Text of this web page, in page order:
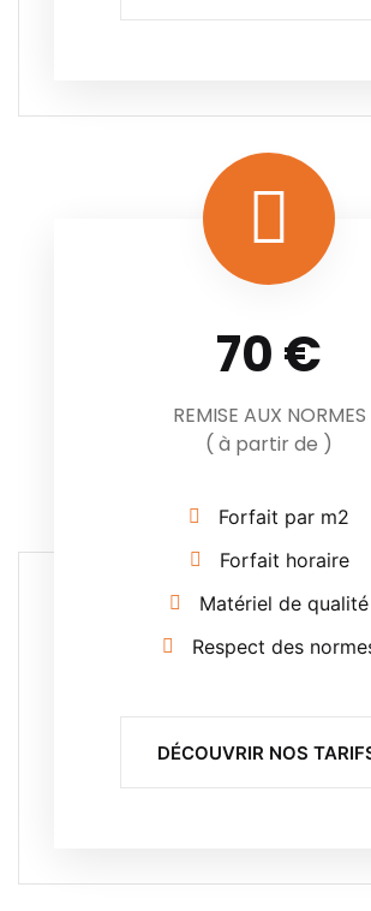
70 €
REMISE AUX NORMES
( à partir de )
Forfait par m2
Forfait horaire
Matériel de qualité
Respect des
DÉCOUVRIR NOS